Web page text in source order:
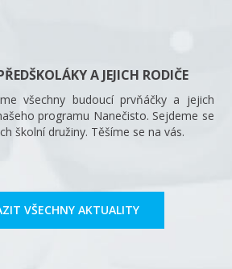
A JEJICH RODIČE
všechny budoucí prvňáčky a jejich
programu Nanečisto. Sejdeme se
školní družiny. Těšíme se na vás.
VŠECHNY AKTUALITY